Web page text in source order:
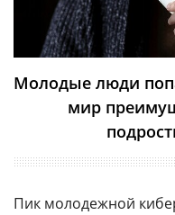
Молодые люди
мир
Пик молодежной